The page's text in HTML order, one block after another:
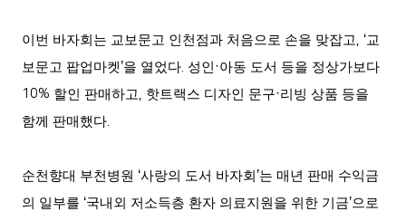
이번 바자회는 교보문고 인천점과 처음으로 손을 맞잡고 , ‘교
보문고 팝업마켓’을 열었다. 성인 ·아동 도서 등을 정상가보다
10% 할인 판매하고 핫트랙스 디자인 문구·리빙 상품 등을
함께 판매했다.
순천향대 부천병원 ‘사랑의 도서 바자회 ’는 매년 판매 수익금
의 일부를 ‘국내외 저소득층 환자 의료지원을 위한 기금’으로